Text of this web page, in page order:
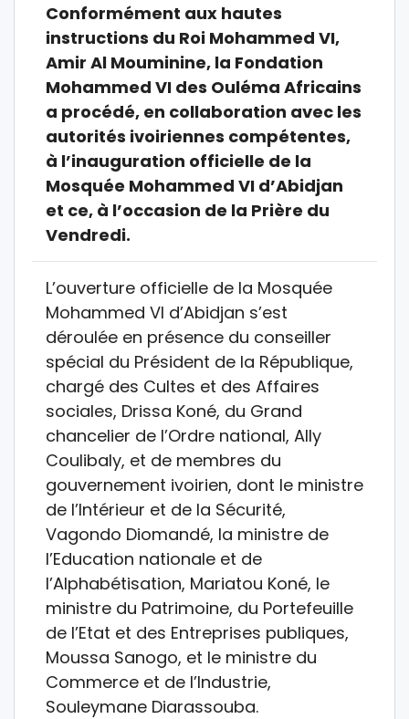
Conformément aux hautes
instructions du Roi Mohammed VI,
Amir Al Mouminine, la Fondation
Mohammed VI des Ouléma Africains
a procédé, en collaboration avec les
autorités ivoiriennes compétentes,
à l’inauguration officielle de la
Mosquée Mohammed VI d’Abidjan
et ce, à l’occasion de la Prière du
Vendredi.
L’ouverture officielle de la Mosquée
Mohammed VI d’Abidjan s’est
déroulée en présence du conseiller
spécial du Président de la République,
chargé des Cultes et des Affaires
sociales, Drissa Koné, du Grand
chancelier de l’Ordre national, Ally
Coulibaly, et de membres du
gouvernement ivoirien, dont le ministre
de l’Intérieur et de la Sécurité,
Vagondo Diomandé, la ministre de
l’Education nationale et de
l’Alphabétisation, Mariatou Koné, le
ministre du Patrimoine, du Portefeuille
de l’Etat et des Entreprises publiques,
Moussa Sanogo, et le ministre du
Commerce et de l’Industrie,
Souleymane Diarassouba.